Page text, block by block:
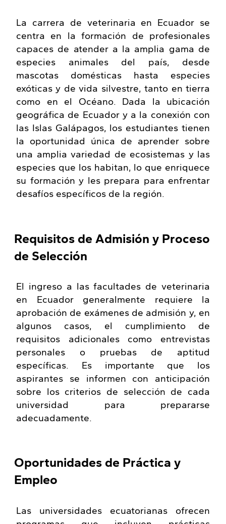
La carrera de veterinaria en Ecuador se
centra en la formación de profesionales
capaces de atender a la amplia gama de
especies animales del país, desde
mascotas domésticas hasta especies
exóticas y de vida silvestre, tanto en tierra
como en el Océano. Dada la ubicación
geográfica de Ecuador y a la conexión con
las Islas Galápagos, los estudiantes tienen
la oportunidad única de aprender sobre
una amplia variedad de ecosistemas y las
especies que los habitan, lo que enriquece
su formación y les prepara para enfrentar
desafíos específicos de la región.
Requisitos de Admisión y Proceso
de Selección
El ingreso a las facultades de veterinaria
en Ecuador generalmente requiere la
aprobación de exámenes de admisión y, en
algunos casos, el cumplimiento de
requisitos adicionales como entrevistas
personales o pruebas de aptitud
específicas. Es importante que los
aspirantes se informen con anticipación
sobre los criterios de selección de cada
universidad para prepararse
adecuadamente.
Oportunidades de Práctica y
Empleo
Las universidades ecuatorianas ofrecen